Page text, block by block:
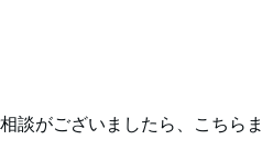
談がございましたら、こちら